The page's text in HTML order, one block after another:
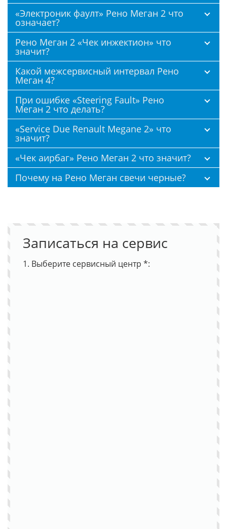
«Электроник фаулт» Рено Меган 2 что
означает?
Рено Меган 2 «Чек инжектион» что
значит?
Какой межсервисный интервал Рено
Меган 4?
При ошибке «Steering Fault» Рено
Меган 2 что делать?
«Service Due Renault Megane 2» что
значит?
«Чек аирбаг» Рено Меган 2 что значит?
Почему на Рено Меган свечи черные?
Записаться на сервис
1. Выберите сервисный центр *: